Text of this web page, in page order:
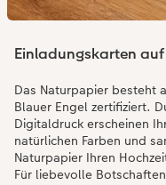
Einladungskarten
Das Naturpapier besteht
Blauer Engel zertifiziert.
Digitaldruck erscheinen
natürlichen Farben und
Naturpapier Ihren
Für liebevolle